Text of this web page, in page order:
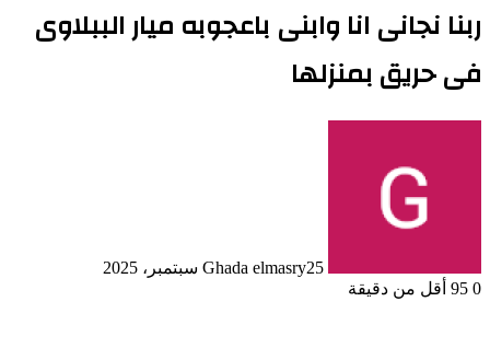
ربنا نجانى انا وابنى باعجوبه ميار الببلاوى
فى حريق بمنزلها
Ghada elmasry25 سبتمبر، 2025
0
أقل من دقيقة